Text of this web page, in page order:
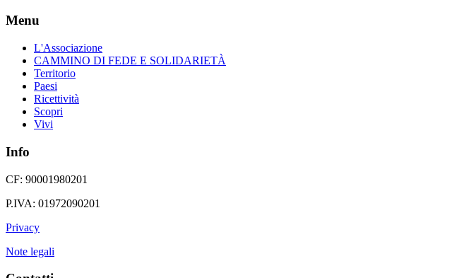
Menu
L'Associazione
CAMMINO DI FEDE E SOLIDARIETÀ
Territorio
Paesi
Ricettività
Scopri
Vivi
Info
CF: 90001980201
P.IVA: 01972090201
Privacy
Note legali